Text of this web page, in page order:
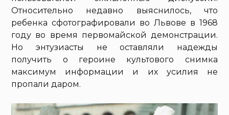
Относительно недавно выяснилось, что
ребенка сфотографировали во Львове в 1968
году во время первомайской демонстрации.
Но энтузиасты не оставляли надежды
получить о героине культового снимка
максимум информации и их усилия не
пропали даром.